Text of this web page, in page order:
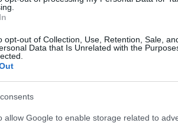
opt-out of Collection, Use, Retention, Sale,
Data that Is Unrelated with the
allow Google to enable storage related to